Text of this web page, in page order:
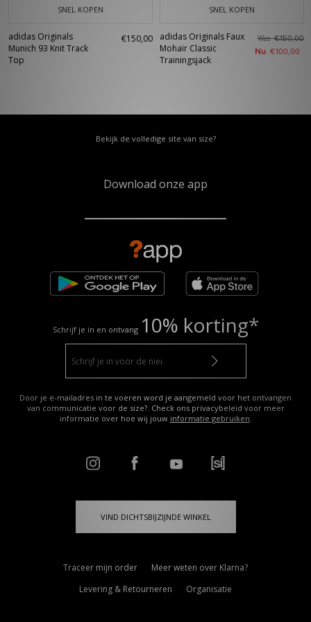
SNEL KOPEN
adidas Originals
Munich 93 Knit Track
Top
€150,00
SNEL KOPEN
adidas Originals Faux
Mohair Classic
Trainingsjack
Was€150,00
Nu €100,00
Bekijk de volledige site van size?
Download onze app
Schrijf je in en ontvang 10% korting*
Door je e-mailadres in te voeren word je aangemeld voor het ontvangen
van communicatie voor de size?. Check ons privacybeleid voor meer
informatie over hoe wij jouw informatie gebruiken.
VIND DICHTSBIJZIJNDE WINKEL
Traceer mijn order
Meer weten over Klarna?
Levering & Retourneren
Organisatie